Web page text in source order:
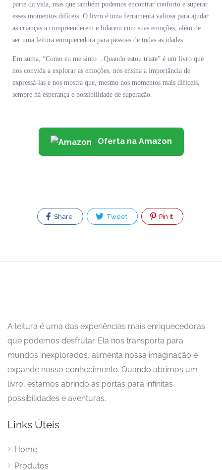
parte da vida, mas que também podemos encontrar conforto e superar
esses momentos difíceis. O livro é uma ferramenta valiosa para ajudar
as crianças a compreenderem e lidarem com suas emoções, além de
ser uma leitura enriquecedora para pessoas de todas as idades.
Em suma, “Como eu me sinto…Quando estou triste” é um livro que
nos convida a explorar as emoções, nos ensina a importância de
expressá-las e nos mostra que, mesmo nos momentos mais difíceis,
sempre há esperança e possibilidade de superação.
Oferta na Amazon
Share Tweet Pin It
A leitura é uma das experiências mais enriquecedoras
que podemos desfrutar. Ela nos transporta para
mundos inexplorados, alimenta nossa imaginação e
expande nosso conhecimento. Quando abrimos um
livro, estamos abrindo as portas para infinitas
possibilidades e aventuras.
Links Úteis
Home
Produtos